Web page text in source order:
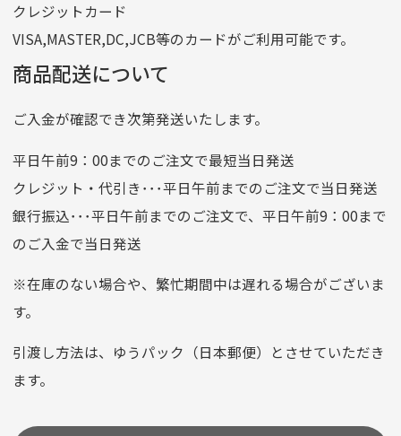
他銀行から
店名
四七八（読みヨンナナハチ）
店番
478
預金種目
普通預金
口座番号
0776226
口座名義
株式会社一条
クレジットカード
選びいただけない場合がございます。
クレジットカード
VISA,MASTER,DC,JCB等のカードがご利用可能です。
商品配送について
ご入金が確認でき次第発送いたします。
平日午前9：00までのご注文で最短当日発送
クレジット・代引き･･･平日午前までのご注文で当日発送
銀行振込･･･平日午前までのご注文で、平日午前9：00まで
のご入金で当日発送
※在庫のない場合や、繁忙期間中は遅れる場合がございま
す。
引渡し方法は、ゆうパック（日本郵便）とさせていただき
ます。